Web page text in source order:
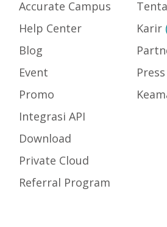
Accurate Campus
Help Center
Blog
Event
Promo
Integrasi API
Download
Private Cloud
Referral Program
Karir